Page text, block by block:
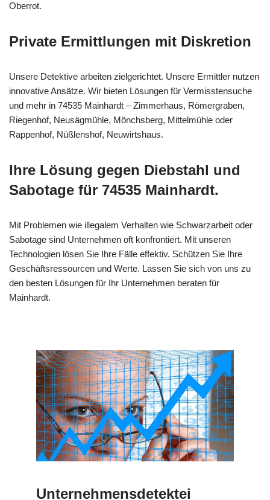
Oberrot.
Private Ermittlungen mit Diskretion
Unsere Detektive arbeiten zielgerichtet. Unsere Ermittler nutzen
innovative Ansätze. Wir bieten Lösungen für Vermisstensuche
und mehr in 74535 Mainhardt – Zimmerhaus, Römergraben,
Riegenhof, Neusägmühle, Mönchsberg, Mittelmühle oder
Rappenhof, Nüßlenshof, Neuwirtshaus.
Ihre Lösung gegen Diebstahl und
Sabotage für 74535 Mainhardt.
Mit Problemen wie illegalem Verhalten wie Schwarzarbeit oder
Sabotage sind Unternehmen oft konfrontiert. Mit unseren
Technologien lösen Sie Ihre Fälle effektiv. Schützen Sie Ihre
Geschäftsressourcen und Werte. Lassen Sie sich von uns zu
den besten Lösungen für Ihr Unternehmen beraten für
Mainhardt.
Unternehmensdetektei